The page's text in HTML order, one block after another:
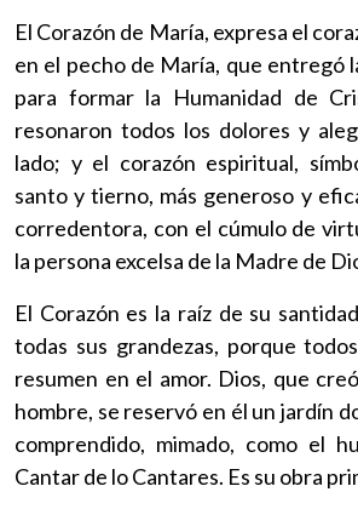
El Corazón de María, expresa el
en el pecho de María, que entregó
para formar la Humanidad de
resonaron todos los dolores y
lado; y el corazón espiritual,
santo y tierno, más generoso y
corredentora, con el cúmulo de
la persona excelsa de la Madre de
El Corazón es la raíz de su
todas sus grandezas, porque
resumen en el amor. Dios, que
hombre, se reservó en él un jardín
comprendido, mimado, como el
Cantar de lo Cantares. Es su obra